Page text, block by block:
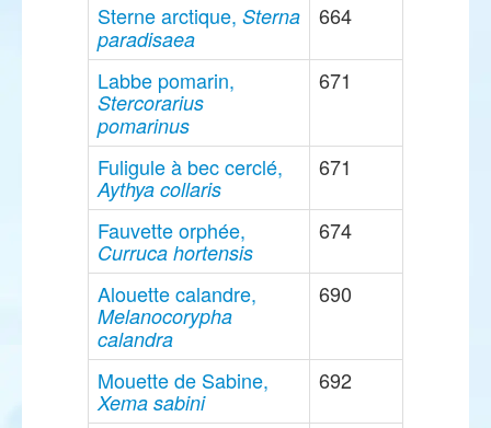
Sterne arctique, Sterna
paradisaea
664
Labbe pomarin,
Stercorarius
pomarinus
671
Fuligule à bec cerclé,
Aythya collaris
671
Fauvette orphée,
Curruca hortensis
674
Alouette calandre,
Melanocorypha
calandra
690
Mouette de Sabine,
Xema sabini
692